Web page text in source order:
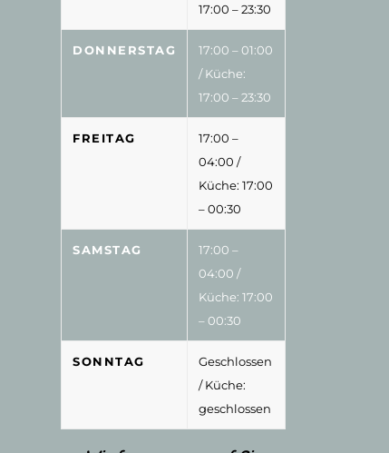
17:00 – 23:30
DONNERSTAG
17:00 – 01:00
/ Küche:
17:00 – 23:30
FREITAG
17:00 –
04:00 /
Küche: 17:00
– 00:30
SAMSTAG
17:00 –
04:00 /
Küche: 17:00
– 00:30
SONNTAG
Geschlossen
/ Küche:
geschlossen